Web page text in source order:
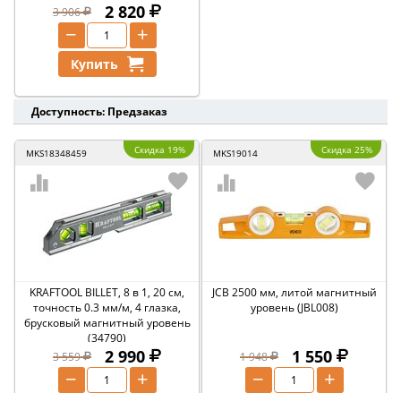
3 906 2 820
+
−
Купить
Доступность: Предзаказ
MKS18348459 Скидка 19%
KRAFTOOL BILLET, 8 в 1, 20 см,
точность 0.3 мм/м, 4 глазка,
брусковый магнитный уровень
(34790)
3 559
2 990
+
−
MKS19014 Скидка 25%
JCB 2500 мм, литой магнитный
уровень (JBL008)
1 948 1 550
+
−